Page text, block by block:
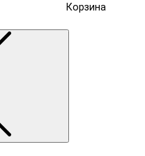
Корзина